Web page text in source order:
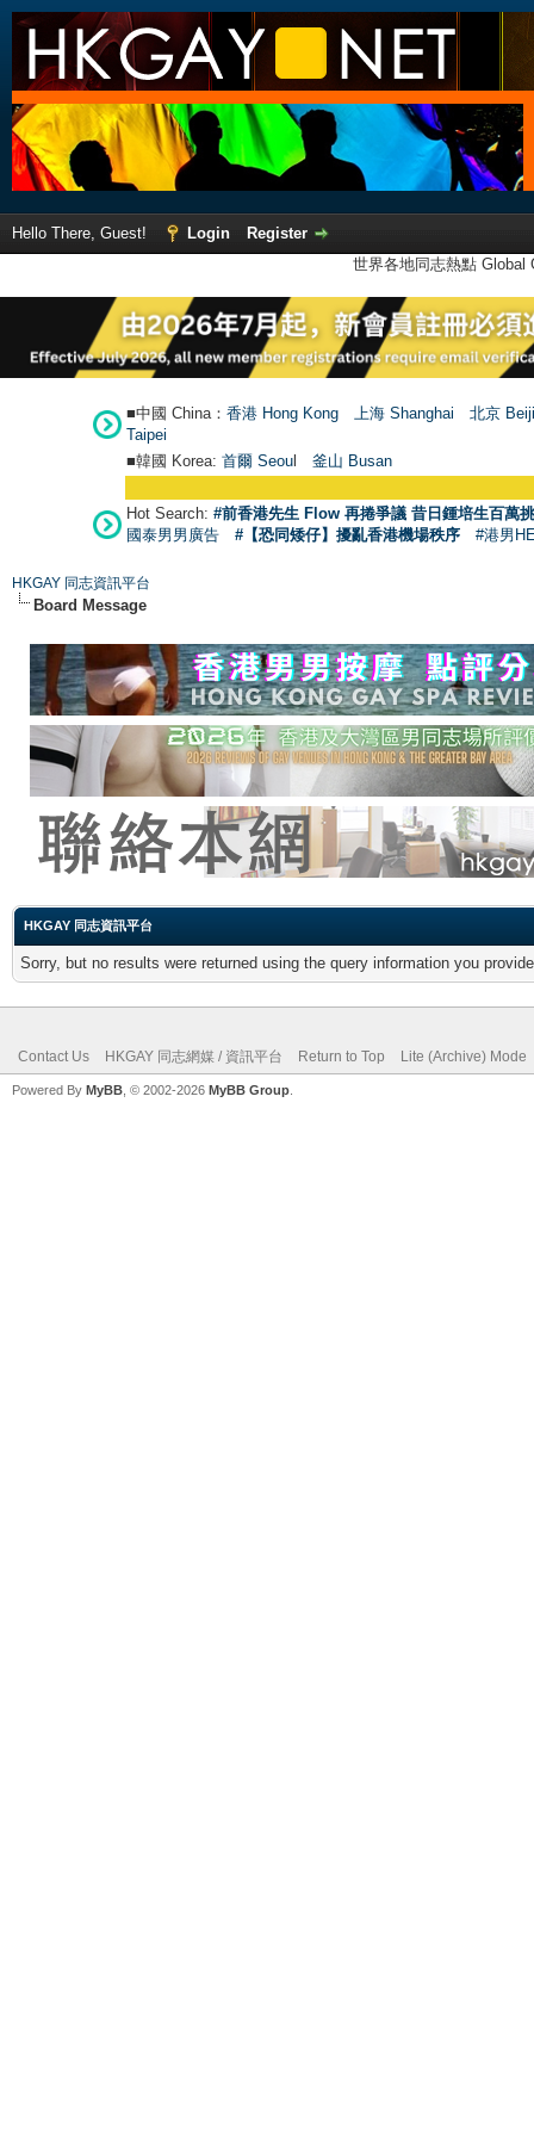
Hello There, Guest! Login
Register
世界各地同志熱點
■中國 China： 香港 Hong Kong 上海 Shanghai
北京
Taipei
■韓國 Korea: 首爾 Seoul 釜山 Busan
Hot Search: #前香港先生 Flow 再捲爭議 昔日鍾培生百萬
國泰男男廣告
#【恐同矮仔】擾亂香港機場秩序 #港男
HKGAY 同志資訊平台
Board Message
HKGAY 同志資訊平台
Sorry, but no results were returned using the query information you
Contact Us HKGAY 同志網媒 / 資訊平台 Return to Top Lite (Archive) Mode
Powered By MyBB , © 2002-2026 MyBB Group